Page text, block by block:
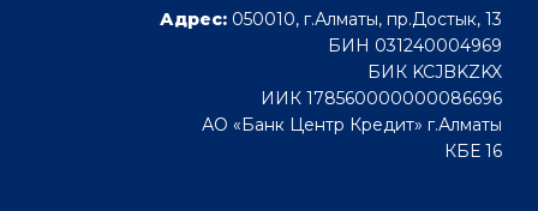
Адрес: 050010, г.Алматы, пр.Достык, 13
БИН 031240004969
БИК KCJBKZKX
ИИК 178560000000086696
АО «Банк Центр Кредит» г.Алматы
КБЕ 16